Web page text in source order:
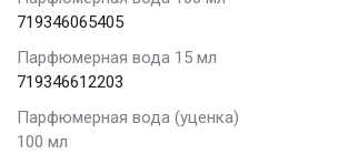
719346065405
Парфюмерная вода 15 мл
719346612203
Парфюмерная вода (уценка)
100 мл